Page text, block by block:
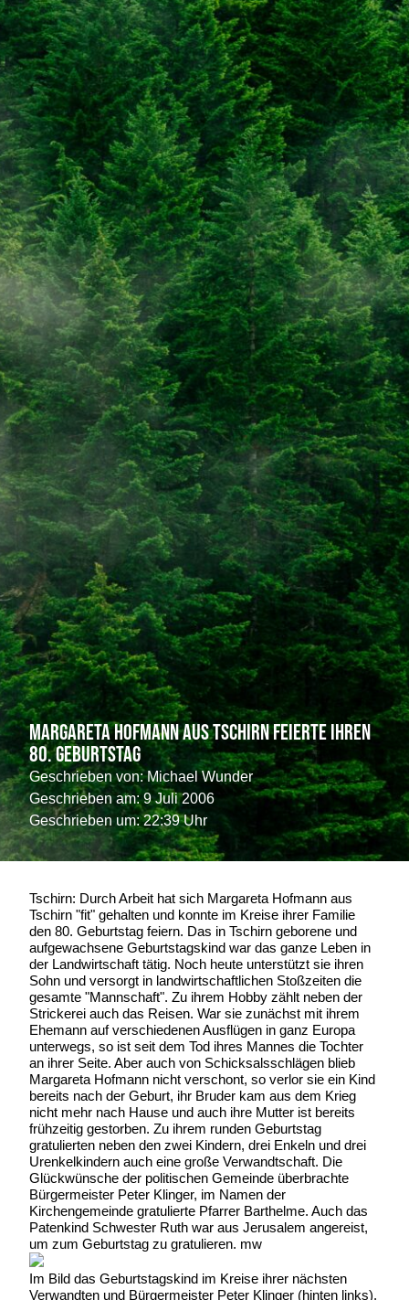
Margareta Hofmann aus Tschirn feierte ihren
80. Geburtstag
Geschrieben von:Michael Wunder
Geschrieben am: 9 Juli 2006
Geschrieben um: 22:39 Uhr
Tschirn: Durch Arbeit hat sich Margareta Hofmann aus
Tschirn "fit" gehalten und konnte im Kreise ihrer Familie
den 80. Geburtstag feiern. Das in Tschirn geborene und
aufgewachsene Geburtstagskind war das ganze Leben in
der Landwirtschaft tätig. Noch heute unterstützt sie ihren
Sohn und versorgt in landwirtschaftlichen Stoßzeiten die
gesamte "Mannschaft". Zu ihrem Hobby zählt neben der
Strickerei auch das Reisen. War sie zunächst mit ihrem
Ehemann auf verschiedenen Ausflügen in ganz Europa
unterwegs, so ist seit dem Tod ihres Mannes die Tochter
an ihrer Seite. Aber auch von Schicksalsschlägen blieb
Margareta Hofmann nicht verschont, so verlor sie ein Kind
bereits nach der Geburt, ihr Bruder kam aus dem Krieg
nicht mehr nach Hause und auch ihre Mutter ist bereits
frühzeitig gestorben. Zu ihrem runden Geburtstag
gratulierten neben den zwei Kindern, drei Enkeln und drei
Urenkelkindern auch eine große Verwandtschaft. Die
Glückwünsche der politischen Gemeinde überbrachte
Bürgermeister Peter Klinger, im Namen der
Kirchengemeinde gratulierte Pfarrer Barthelme. Auch das
Patenkind Schwester Ruth war aus Jerusalem angereist,
um zum Geburtstag zu gratulieren. mw
Im Bild das Geburtstagskind im Kreise ihrer nächsten
Verwandten und Bürgermeister Peter Klinger (hinten links).